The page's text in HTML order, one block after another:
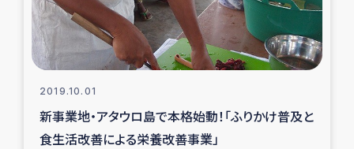
仮設住宅生活支援・農業復興支援
漁業復興支援
経済自立支援事業
2019.10.01
新事業地・アタウロ島で本格始動！「ふりかけ普及と
食生活改善による栄養改善事業」